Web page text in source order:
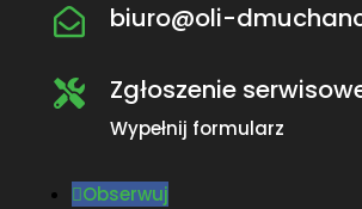
 biuro@oli-
 Zgłoszenie
Wypełnij formularz
Obserwuj